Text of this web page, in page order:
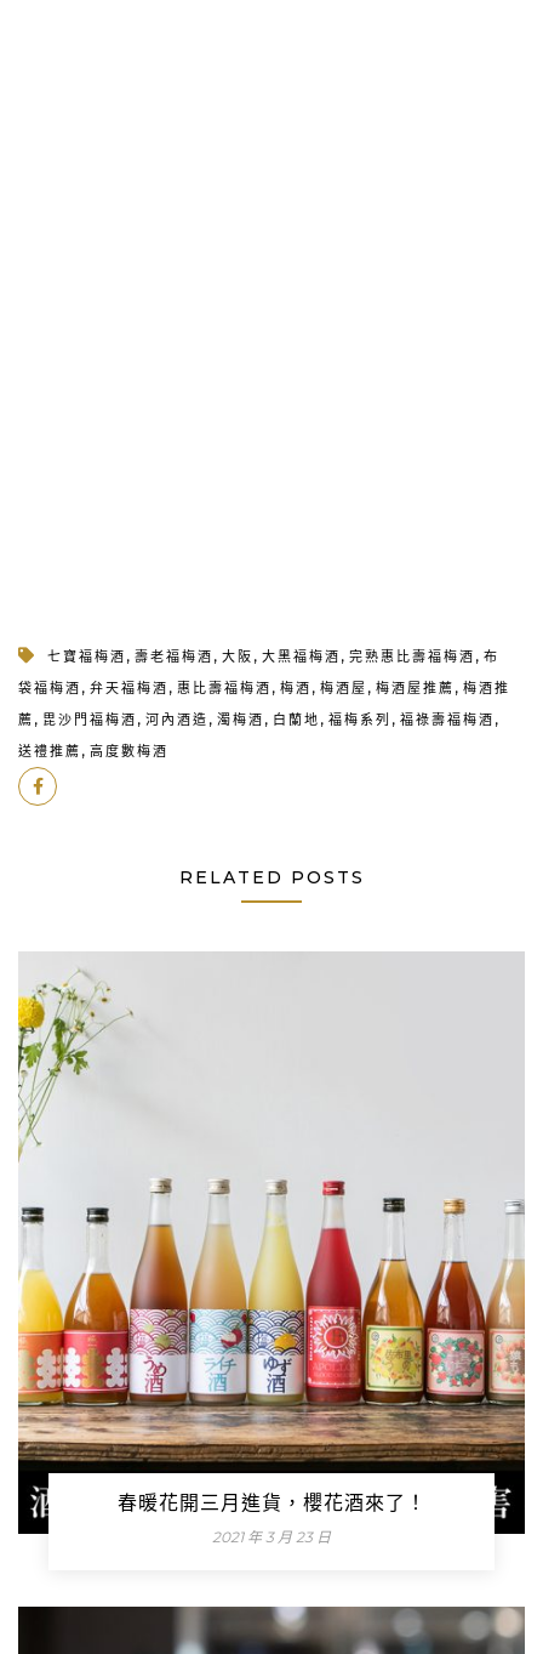
七寶福梅酒 , 壽老福梅酒 , 大阪 , 大黑福梅酒 , 完熟惠比壽福梅酒 , 布
袋福梅酒 , 弁天福梅酒 , 惠比壽福梅酒 , 梅酒 , 梅酒屋 , 梅酒屋推薦 , 梅酒推
薦 , 毘沙門福梅酒 , 河內酒造 , 濁梅酒 , 白蘭地 , 福梅系列 , 福祿壽福梅酒 ,
送禮推薦 , 高度數梅酒
RELATED POSTS
春暖花開三月進貨，櫻花酒來了！
2021 年 3 月 23 日